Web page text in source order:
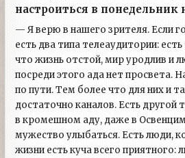
настроиться в понедельник
— Я верю в нашего зрителя. Если
есть два типа телеаудитории:
что жизнь отстой, мир уродлив и
посреди этого ада нет просвета.
по пути. Тем более что для них и
достаточно каналов. Есть другой
в кромешном аду, даже в
мужество улыбаться. Есть люди,
жизни есть куча всего приятного: